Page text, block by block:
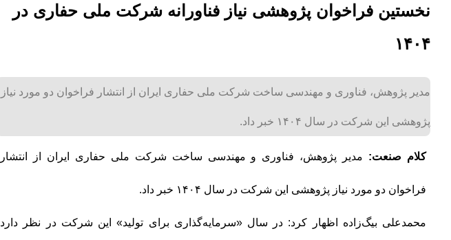
نخستین فراخوان پژوهشی نیاز فناورانه شرکت ملی حفاری در
۱۴۰۴
مدیر پژوهش، فناوری و مهندسی ساخت شرکت ملی حفاری ایران از انتشار فراخوان دو مورد نیاز
پژوهشی این شرکت در سال ۱۴۰۴ خبر داد.
کلام صنعت: مدیر پژوهش، فناوری و مهندسی ساخت شرکت ملی حفاری ایران از انتشار
فراخوان دو مورد نیاز پژوهشی این شرکت در سال ۱۴۰۴ خبر داد.
محمدعلی بیگ‌زاده اظهار کرد: در سال «سرمایه‌گذاری برای تولید» این شرکت در نظر دارد